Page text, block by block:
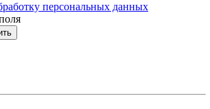
персональных данных